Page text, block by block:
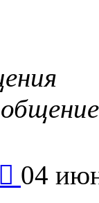
последнему
04